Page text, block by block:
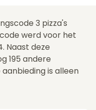
3 pizza's
werd voor het
Naast deze
195 andere
aanbieding is alleen